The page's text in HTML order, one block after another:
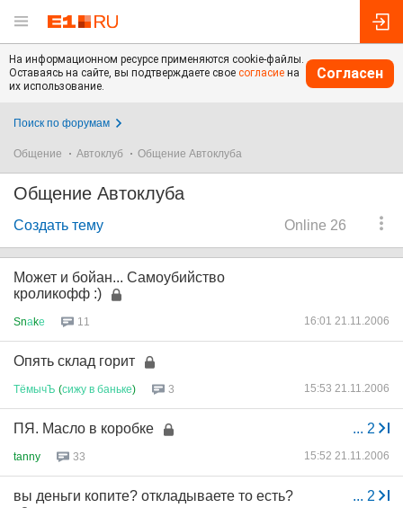
На информационном ресурсе применяются cookie-файлы.
Оставаясь на сайте, вы подтверждаете свое согласие на
их использование.
Согласен
Поиск по форумам
Общение Автоклуб Общение Автоклуба
Общение Автоклуба
Online 26
Создать тему
Может и бойан... Самоубийство
кроликофф :)
Snаkе 11 16:01 21.11.2006
Опять склад горит
ТёмычЪ (сижу в баньке) 3 15:53 21.11.2006
... 2
ПЯ. Масло в коробке
tanny 33 15:52 21.11.2006
... 2
вы деньги копите? откладываете то есть?